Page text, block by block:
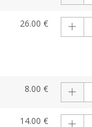
26.00 €
8.00 €
14.00 €